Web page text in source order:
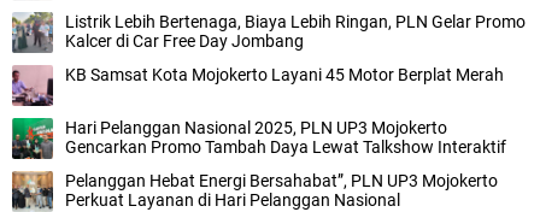
Listrik Lebih Bertenaga, Biaya Lebih Ringan, PLN Gelar Promo
Kalcer di Car Free Day Jombang
KB Samsat Kota Mojokerto Layani 45 Motor Berplat Merah
Hari Pelanggan Nasional 2025, PLN UP3 Mojokerto
Gencarkan Promo Tambah Daya Lewat Talkshow Interaktif
Pelanggan Hebat Energi Bersahabat”, PLN UP3 Mojokerto
Perkuat Layanan di Hari Pelanggan Nasional